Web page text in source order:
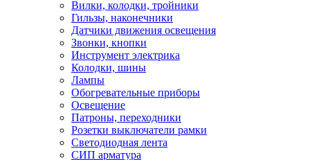
Вилки, колодки, тройники
Гильзы, наконечники
Датчики движения освещения
Звонки, кнопки
Инструмент электрика
Колодки, шины
Лампы
Обогревательные приборы
Освещение
Патроны, переходники
Розетки выключатели рамки
Светодиодная лента
СИП арматура